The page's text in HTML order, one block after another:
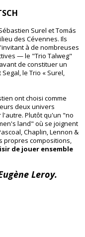
Surel et Tomás
des Cévennes. Ils
à de nombreuses
— le "Trio Talweg"
de constituer un
le Trio « Surel,
ont choisi comme
deux univers
Plutôt qu'un "no
land" où se joignent
Chaplin, Lennon &
propres compositions,
de jouer ensemble
Leroy.